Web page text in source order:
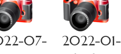
07-
2022-01-